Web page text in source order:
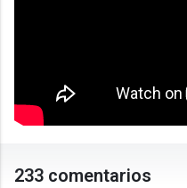
233 comentarios